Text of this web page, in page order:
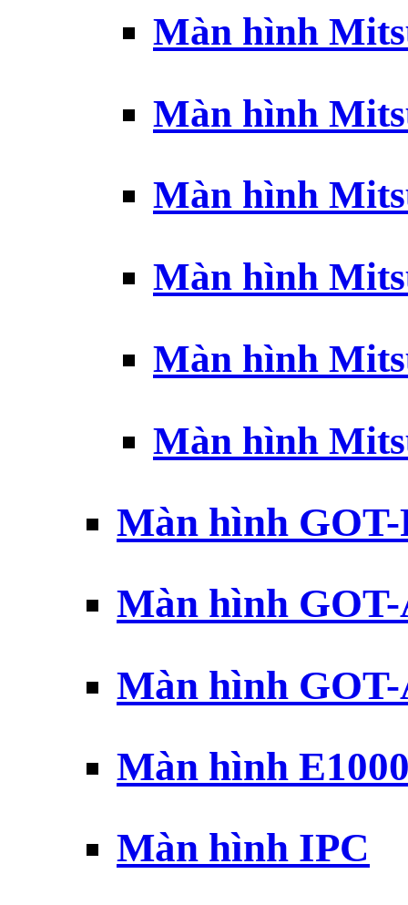
Màn hình
Màn hình
Màn hình
Màn hình
Màn hình
Màn hình
Màn hình GOT-
Màn hình
Màn hình
Màn hình
Màn hình IPC